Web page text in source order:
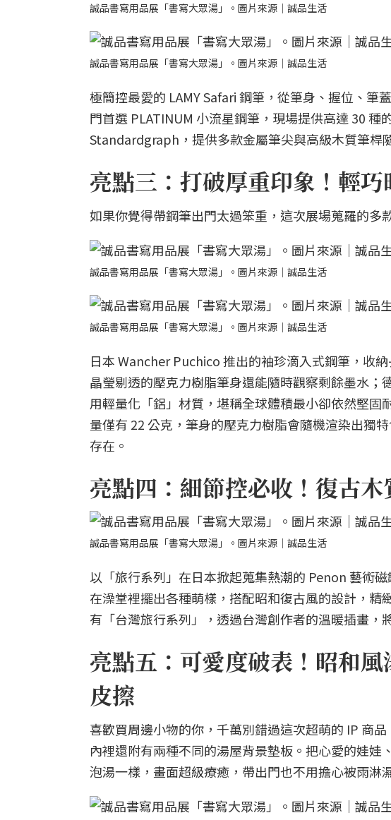
誠品書寫用品展「書寫大眾湯」。圖片來源｜誠品生活
誠品書寫用品展「書寫大眾湯」。圖片來源｜誠品生活
極簡控最愛的 LAMY Safari 鋼筆，從筆身、握位、筆
門首選 PLATINUM 小流星鋼筆，現場提供高達 30
Standardgraph，提供多款金屬筆尖與高級木質筆桿
亮點三：打破厚重印象！輕巧
如果你覺得帶鋼筆出門太過笨重，這次展場蒐羅的多
誠品書寫用品展「書寫大眾湯」。圖片來源｜誠品生活
誠品書寫用品展「書寫大眾湯」。圖片來源｜誠品生活
日本 Wancher Puchico 推出的袖珍滴入式鋼筆，收
晶瑩剔透的壓克力樹脂筆身還能隨時觀察剩餘墨水；
用輕量化「鋁」材質，堪稱全球體積最小卻依然堅
量僅有 22 公克，筆身的壓克力樹脂會隨機渲染出獨
存在。
亮點四：細節控必收！復古
誠品書寫用品展「書寫大眾湯」。圖片來源｜誠品生活
以「旅行系列」在日本掀起蒐集熱潮的 Penon 藝術
在澡堂裡擺出各種萌樣，搭配昭和復古風的設計，
有「台灣旅行系列」，透過台灣創作者的溫暖插畫，
亮點五：可愛度破表！昭和
皮擦
喜歡買周邊小物的你，千萬別錯過這次超萌的 IP 商
內裡還附有兩種不同的湯屋背景墊板。把心愛的娃
泡湯一樣，畫面超級療癒，帶出門也不用擔心被雨淋